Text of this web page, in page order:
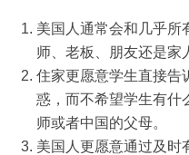
美国人通常会和几乎所
师、老板、朋友还是家
住家更愿意学生直接告
惑，而不希望学生有什
师或者中国的父母。
美国人更愿意通过及时